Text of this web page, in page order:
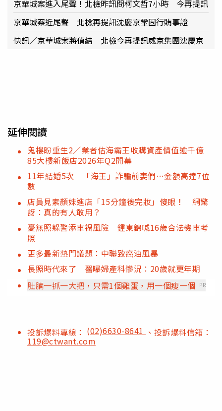
京華城案進入尾聲！北檢昨訊問柯文哲7小時 今再提訊
京華城案近尾聲 北檢再提訊沈慶京鞏固行賄事證
快訊／京華城案將偵結 北檢今再提訊威京集團沈慶京
延伸閱讀
鬼樓盼重生2／業者估海霸王收購資產價值逾千億
85大樓新飯店2026年Q2開幕
11年結婚5次 「海王」詐騙前妻們…金額高達7位
數
店員見素顏妹進店「15分鐘後完妝」傻眼！ 網驚
訝：真的有人敢用？
憂無照躲警添車禍風險 鍾東錦喊16歲合法機車考
照
更多最新熱門議題：中聯致癌油風暴
長照時代來了 醫曝婦產科慘況：20歲就更年期
肚腩一抓一大把，只需1個雞蛋，用一個瘦一個 PR
投訴爆料專線： (02)6630-8641 、投訴爆料信箱：
119@ctwant.com